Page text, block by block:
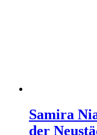
Samira
der